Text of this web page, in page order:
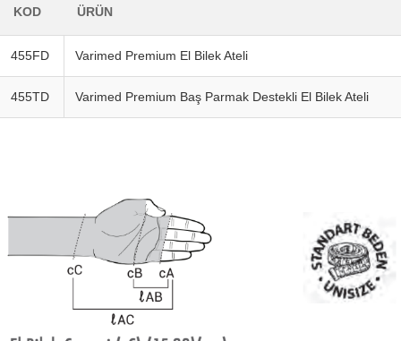
KOD ÜRÜN
455FD Varimed Premium El Bilek Ateli
455TD Varimed Premium Baş Parmak Destekli El Bilek Ateli